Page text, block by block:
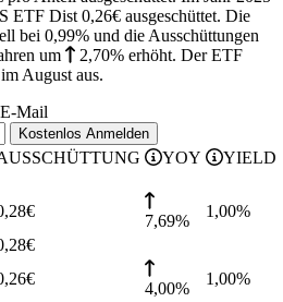
Dist 0,26€ ausgeschüttet. Die
bei 0,99% und die Ausschüttungen
um 2,70% erhöht. Der ETF
August aus.
Mail
Kostenlos Anmelden
YOY YIELD
€
7,69%
1,00%
€
€
4,00%
1,00%